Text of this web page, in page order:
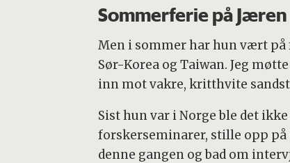
Sommerferie på Jæren
Men i sommer har hun vært
Sør-Korea og Taiwan. Jeg
inn mot vakre, kritthvite
Sist hun var i Norge ble det
forskerseminarer, stille opp
denne gangen og bad om